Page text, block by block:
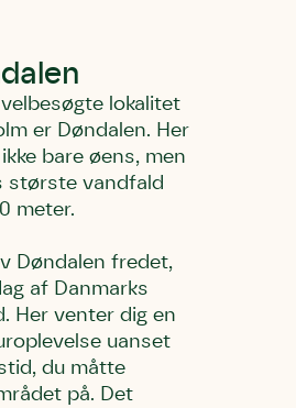
velbesøgte lokalitet
er Døndalen. Her
bare øens, men
største vandfald
meter.
Døndalen fredet,
af Danmarks
Her venter dig en
uanset
du måtte
på. Det